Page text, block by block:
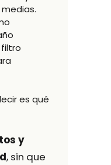
es qué
y
, sin que